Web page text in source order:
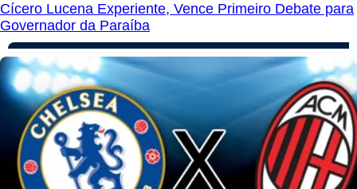
Cícero Lucena Experiente, Vence Primeiro Debate para
Governador da Paraíba